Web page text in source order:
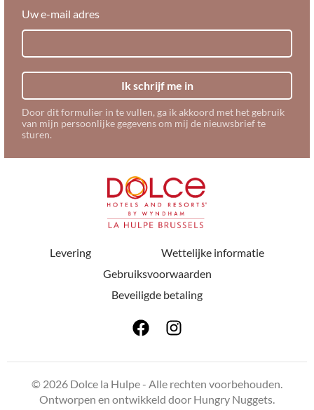
Uw e-mail adres
Ik schrijf me in
Door dit formulier in te vullen, ga ik akkoord met het gebruik
van mijn persoonlijke gegevens om mij de nieuwsbrief te
sturen.
Levering
Wettelijke informatie
Gebruiksvoorwaarden
Beveiligde betaling
© 2026 Dolce la Hulpe - Alle rechten voorbehouden.
Ontworpen en ontwikkeld door Hungry Nuggets.